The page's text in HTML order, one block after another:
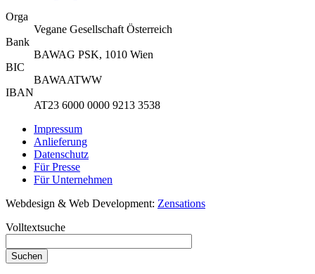
Orga
Vegane Gesellschaft Österreich
Bank
BAWAG PSK, 1010 Wien
BIC
BAWAATWW
IBAN
AT23 6000 0000 9213 3538
Impressum
Anlieferung
Datenschutz
Für Presse
Für Unternehmen
Webdesign & Web Development: Zensations
Volltextsuche